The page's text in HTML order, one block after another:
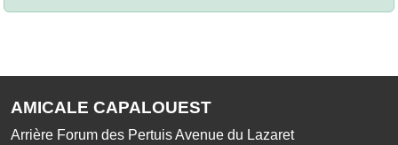
AMICALE CAPALOUEST
Arrière Forum des Pertuis Avenue du Lazaret